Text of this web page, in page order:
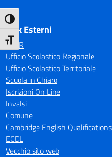
Attiva/disattiva alto contrasto
Attiva/disattiva dimensione testo
Link Esterni
MIUR
Ufficio Scolastico Regionale
Ufficio Scolastico Territoriale
Scuola in Chiaro
Iscrizioni On Line
Invalsi
Comune
Cambridge English Qualifications
ECDL
Vecchio sito web